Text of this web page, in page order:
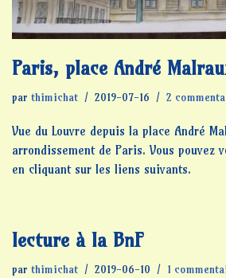
Paris, place André
par thimichat 2019-07-16 2
Vue du Louvre depuis la place André
arrondissement de Paris. Vous pouvez
en cliquant sur les liens suivants.
lecture à la BnF
par thimichat 2019-06-10 1